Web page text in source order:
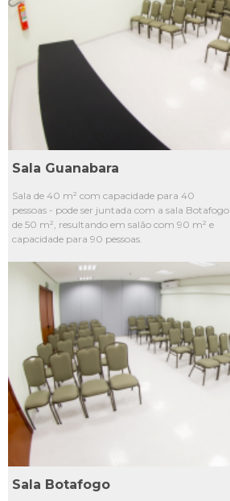
L4
L5
Sala Guanabara
Sala de 40 m² com capacidade para 40
pessoas - pode ser juntada com a sala Botafogo
de 50 m², resultando em salão com 90 m² e
capacidade para 90 pessoas.
L1
L2
L3
L4
Sala Botafogo